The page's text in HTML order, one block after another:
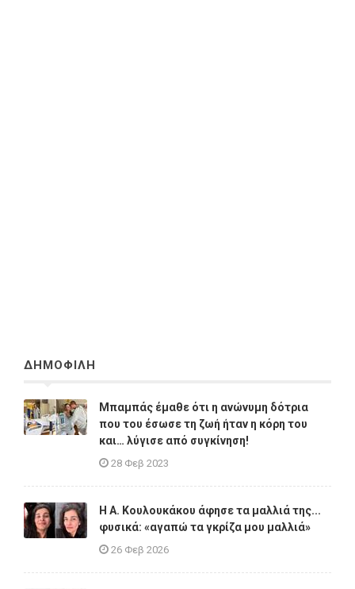
ΔΗΜΟΦΙΛΗ
Μπαμπάς έμαθε ότι η ανώνυμη δότρια
που του έσωσε τη ζωή ήταν η κόρη του
και… λύγισε από συγκίνηση!
28 Φεβ 2023
Η A. Κουλουκάκου άφησε τα μαλλιά της...
φυσικά: «αγαπώ τα γκρίζα μου μαλλιά»
26 Φεβ 2026